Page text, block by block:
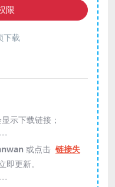
限
下载
示下载链接；
或点击 链接失
即更新。